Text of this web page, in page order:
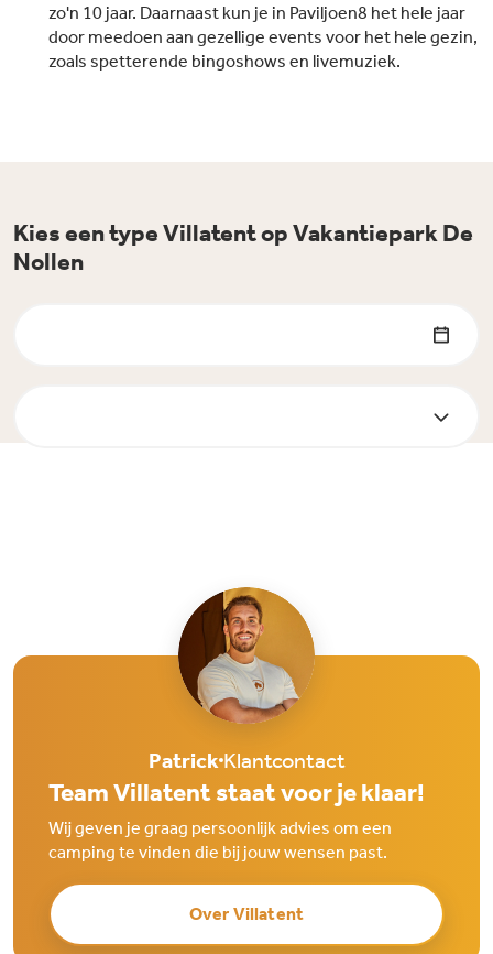
zo'n 10 jaar. Daarnaast kun je in Paviljoen8 het hele jaar
door meedoen aan gezellige events voor het hele gezin,
zoals spetterende bingoshows en livemuziek.
Kies een type Villatent op Vakantiepark De
Nollen
PatrickKlantcontact
Team Villatent staat voor je klaar!
Wij geven je graag persoonlijk advies om een
camping te vinden die bij jouw wensen past.
Over Villatent